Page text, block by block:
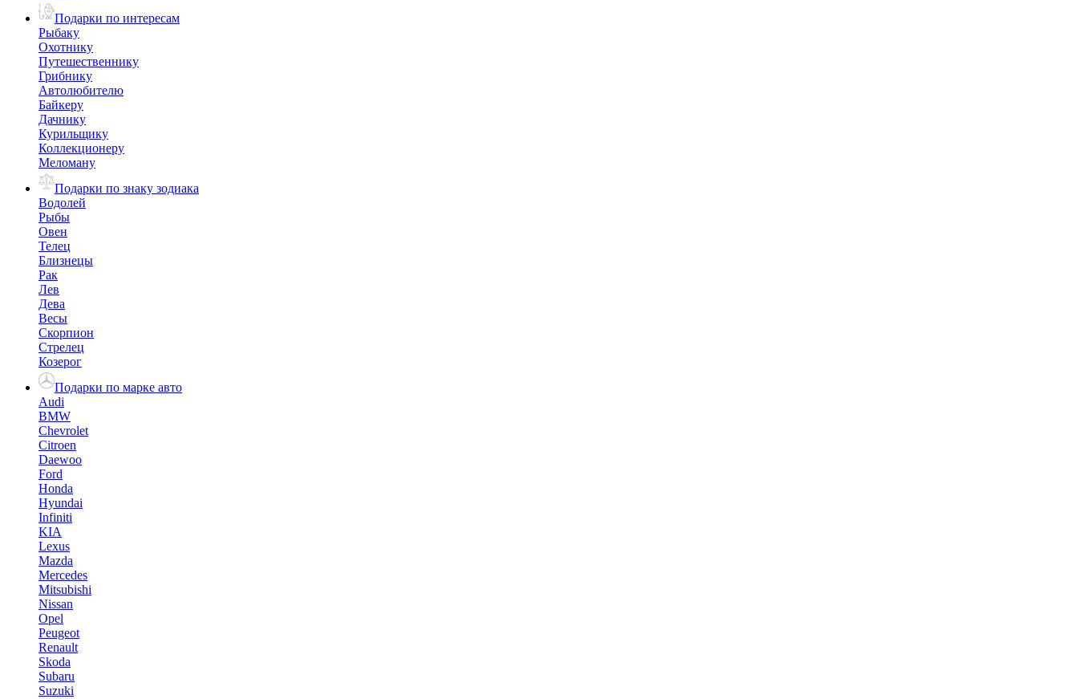
Подарки по интересам
Рыбаку
Охотнику
Путешественнику
Грибнику
Автолюбителю
Байкеру
Дачнику
Курильщику
Коллекционеру
Меломану
Подарки по знаку зодиака
Водолей
Рыбы
Овен
Телец
Близнецы
Рак
Лев
Дева
Весы
Скорпион
Стрелец
Козерог
Подарки по марке авто
Audi
BMW
Chevrolet
Citroen
Daewoo
Ford
Honda
Hyundai
Infiniti
KIA
Lexus
Mazda
Mercedes
Mitsubishi
Nissan
Opel
Peugeot
Renault
Skoda
Subaru
Suzuki